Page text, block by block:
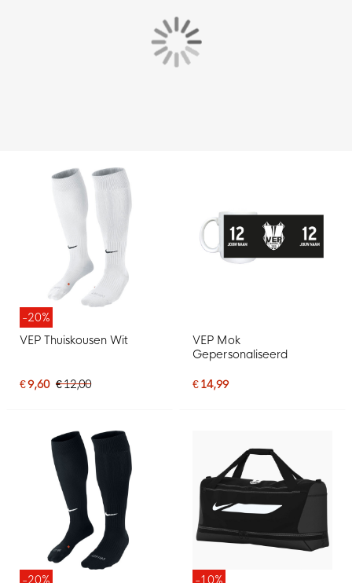
-20%
VEP Thuiskousen Wit
€ 9,60 € 12,00
VEP Mok
Gepersonaliseerd
€ 14,99
-20% -10%